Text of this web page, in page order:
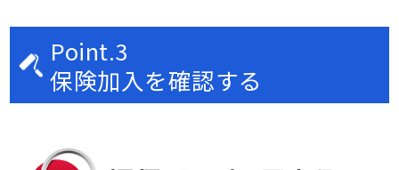
Point.3
保険加入を確認する